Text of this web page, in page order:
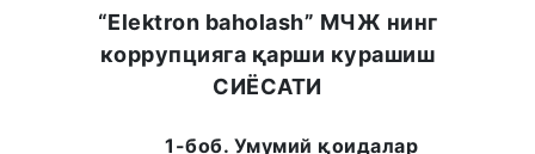
“Elektron baholash” МЧЖ нинг
коррупцияга қарши курашиш
СИЁСАТИ
1-боб. Умумий қоидалар